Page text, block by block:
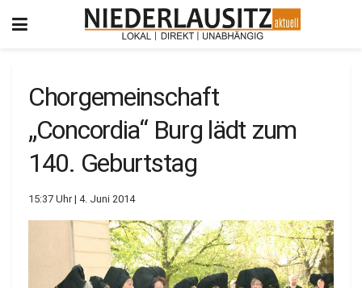
Chorgemeinschaft
„Concordia“ Burg lädt zum
140. Geburtstag
15:37 Uhr | 4. Juni 2014